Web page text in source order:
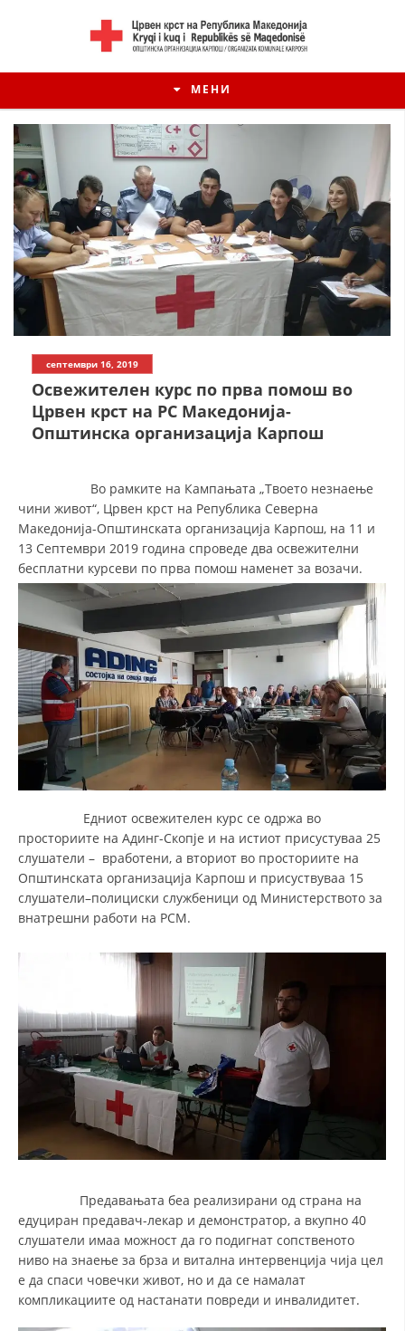
МЕНИ
СТРАТЕГИИ
ЕДУКАТИВНО ИНФОРМАТИВНИ МАТЕРИЈАЛИ
БРОШУРИ
ПОСТЕРИ
ПРЕЗЕНТАЦИИ
септември 16, 2019
Освежителен курс по прва помош во
Црвен крст на РС Македонија-
Општинска организација Карпош
Во рамките на Кампањата „Твоето незнаење
чини живот“, Црвен крст на Република Северна
Македонија-Општинската организација Карпош, на 11 и
13 Септември 2019 година спроведе два освежителни
бесплатни курсеви по прва помош наменет за возачи.
Едниот освежителен курс се одржа во
просториите на Адинг-Скопје и на истиот присустуваа 25
слушатели – вработени, а вториот во просториите на
Општинската организација Карпош и присуствуваа 15
слушатели–полициски службеници од Министерството за
внатрешни работи на РСМ.
Предавањата беа реализирани од страна на
едуциран предавач-лекар и демонстратор, а вкупно 40
слушатели имаа можност да го подигнат сопственото
ниво на знаење за брза и витална интервенција чија цел
е да спаси човечки живот, но и да се намалат
компликациите од настанати повреди и инвалидитет.